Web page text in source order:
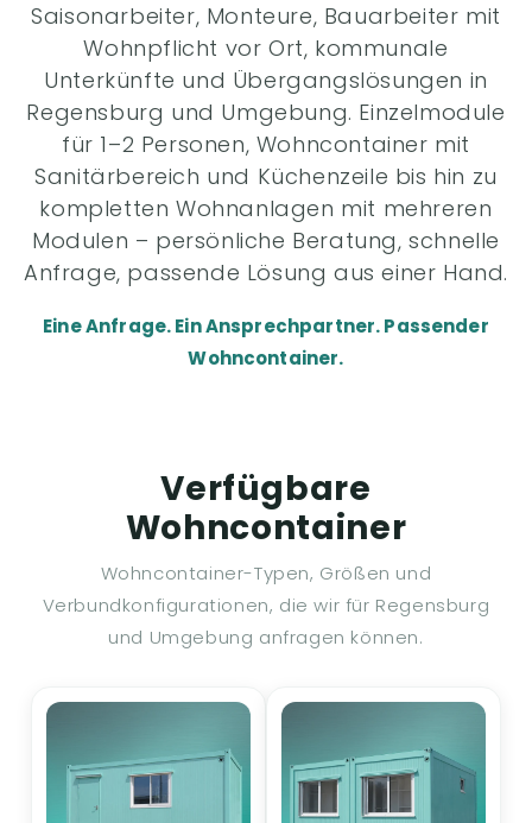
Saisonarbeiter, Monteure, Bauarbeiter mit
Wohnpflicht vor Ort, kommunale
Unterkünfte und Übergangslösungen in
Regensburg und Umgebung. Einzelmodule
für 1–2 Personen, Wohncontainer mit
Sanitärbereich und Küchenzeile bis hin zu
kompletten Wohnanlagen mit mehreren
Modulen – persönliche Beratung, schnelle
Anfrage, passende Lösung aus einer Hand.
Eine Anfrage. Ein Ansprechpartner. Passender
Wohncontainer.
Verfügbare
Wohncontainer
Wohncontainer-Typen, Größen und
Verbundkonfigurationen, die wir für Regensburg
und Umgebung anfragen können.